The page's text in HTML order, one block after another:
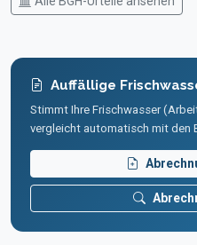
Auffällige
Stimmt Ihre Frischwasser
vergleicht automatisch mit den